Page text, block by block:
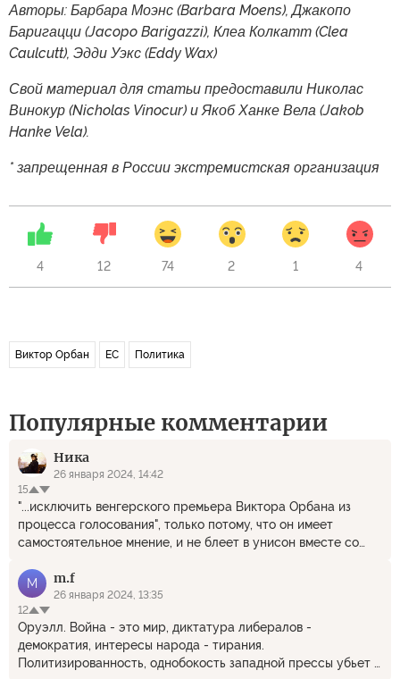
Авторы: Барбара Моэнс (Barbara Moens), Джакопо
Баригацци (Jacopo Barigazzi), Клеа Колкатт (Clea
Caulcutt), Эдди Уэкс (Eddy Wax)
Свой материал для статьи предоставили Николас
Винокур (Nicholas Vinocur) и Якоб Ханке Вела (Jakob
Hanke Vela).
* запрещенная в России экстремистская организация
4 12 74 2 1 4
Виктор Орбан ЕС Политика
Популярные комментарии
Ника
26 января 2024, 14:42
15
"...исключить венгерского премьера Виктора Орбана из
процесса голосования", только потому, что он имеет
самостоятельное мнение, и не блеет в унисон вместе со
ДЕМОКРАТИЯ!....А я то думала, что демократия - это
свобода слова, свобода мысли, свобода выбора, гуманизм.
M m.f
26 января 2024, 13:35
12
Оруэлл. Война - это мир, диктатура либералов -
демократия, интересы народа - тирания.
Политизированность, однобокость западной прессы убьет в